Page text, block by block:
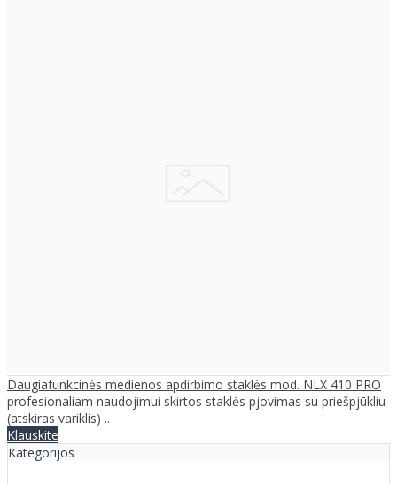
Daugiafunkcinės medienos apdirbimo staklės mod. NLX 410 PRO
profesionaliam naudojimui skirtos staklės pjovimas su priešpjūkliu
(atskiras variklis) ..
Klauskite
Kategorijos